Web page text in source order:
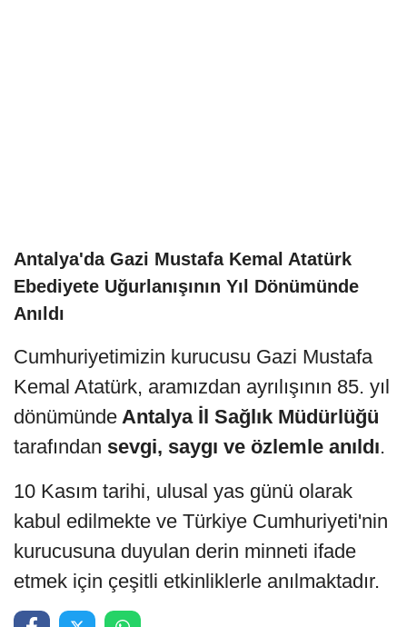
Antalya'da Gazi Mustafa Kemal Atatürk
Ebediyete Uğurlanışının Yıl Dönümünde
Anıldı
Cumhuriyetimizin kurucusu Gazi Mustafa
Kemal Atatürk, aramızdan ayrılışının 85. yıl
dönümünde Antalya İl Sağlık Müdürlüğü
tarafından sevgi, saygı ve özlemle anıldı.
10 Kasım tarihi, ulusal yas günü olarak
kabul edilmekte ve Türkiye Cumhuriyeti'nin
kurucusuna duyulan derin minneti ifade
etmek için çeşitli etkinliklerle anılmaktadır.